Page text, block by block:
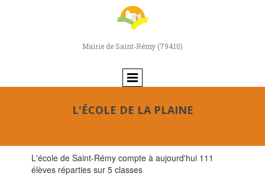
Mairie de Saint‑Rémy (79410)
L'ÉCOLE DE LA PLAINE
L'école de Saint-Rémy compte à aujourd'hui 111
élèves réparties sur 5 classes